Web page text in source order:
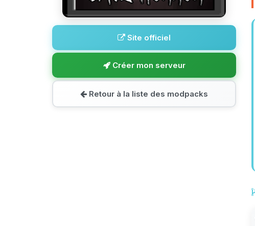
Site officiel
Créer mon serveur
Retour à la liste des modpacks